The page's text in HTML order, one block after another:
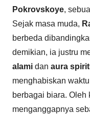
Pokrovskoye,
Sejak masa muda,
berbeda
demikian, ia justru
alami dan aura
menghabiskan
berbagai biara. Oleh
menganggapnya